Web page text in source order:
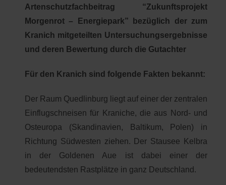
Artenschutzfachbeitrag “Zukunftsprojekt
Morgenrot – Energiepark” bezüglich der zum
Kranich mitgeteilten Untersuchungsergebnisse
und deren Bewertung durch die Gutachter
Für den Kranich sind folgende Fakten bekannt:
Der Raum Quedlinburg liegt auf einer der zentralen
Einflugschneisen für Kraniche, die aus Nord- und
Osteuropa (Skandinavien, Baltikum, Polen) in
Richtung Südwesten ziehen. Der Stausee Kelbra
in der Goldenen Aue ist dabei einer der
bedeutendsten Rastplätze in ganz Deutschland.